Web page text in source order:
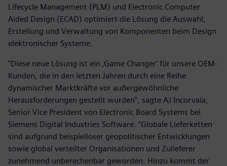
Lifecycle Management (PLM) und Electronic Computer
Aided Design (ECAD) optimiert die Lösung die Auswahl,
Erstellung und Verwaltung von Komponenten beim Design
elektronischer Systeme.
"Diese neue Lösung ist ein ‚Game Changer‘ für unsere OEM-
Kunden, die in den letzten Jahren durch eine Reihe
dynamischer Marktkräfte vor außergewöhnliche
Herausforderungen gestellt wurden", sagte AJ Incorvaia,
Senior Vice President von Electronic Board Systems bei
Siemens Digital Industries Software. "Globale Lieferketten
sind aufgrund beispielloser geopolitischer Entwicklungen
sowie global verteilter Organisationen und Zulieferer
zunehmend unberechenbar geworden. Hinzu kommt der